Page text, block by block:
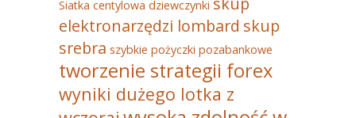
Siatka centylowa dziewczynki
elektronarzędzi lombard skup
srebra szybkie pożyczki pozabankowe
tworzenie strategii forex
wyniki dużego lotka z